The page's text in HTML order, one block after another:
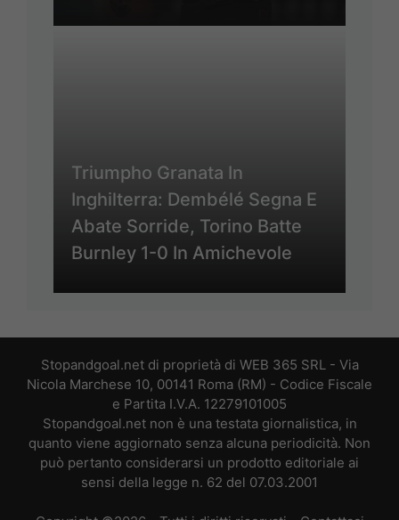
Triumpho Granata In
Inghilterra: Dembélé Segna E
Abate Sorride, Torino Batte
Burnley 1-0 In Amichevole
Stopandgoal.net di proprietà di WEB 365 SRL - Via
Nicola Marchese 10, 00141 Roma (RM) - Codice Fiscale
e Partita I.V.A. 12279101005
Stopandgoal.net non è una testata giornalistica, in
quanto viene aggiornato senza alcuna periodicità. Non
può pertanto considerarsi un prodotto editoriale ai
sensi della legge n. 62 del 07.03.2001